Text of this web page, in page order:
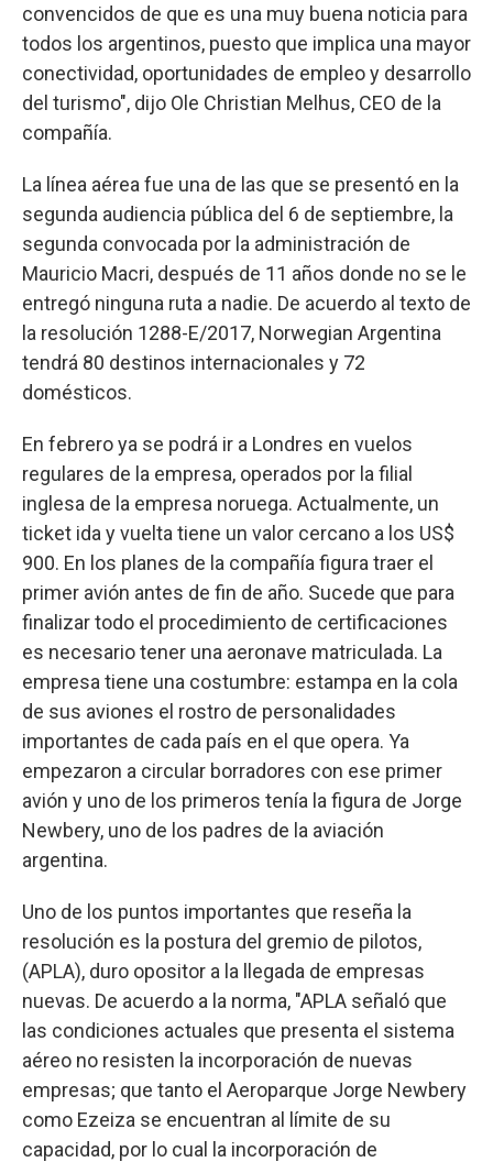
convencidos de que es una muy buena noticia para
todos los argentinos, puesto que implica una mayor
conectividad, oportunidades de empleo y desarrollo
del turismo", dijo Ole Christian Melhus, CEO de la
compañía.
La línea aérea fue una de las que se presentó en la
segunda audiencia pública del 6 de septiembre, la
segunda convocada por la administración de
Mauricio Macri, después de 11 años donde no se le
entregó ninguna ruta a nadie. De acuerdo al texto de
la resolución 1288-E/2017, Norwegian Argentina
tendrá 80 destinos internacionales y 72
domésticos.
En febrero ya se podrá ir a Londres en vuelos
regulares de la empresa, operados por la filial
inglesa de la empresa noruega. Actualmente, un
ticket ida y vuelta tiene un valor cercano a los US$
900. En los planes de la compañía figura traer el
primer avión antes de fin de año. Sucede que para
finalizar todo el procedimiento de certificaciones
es necesario tener una aeronave matriculada. La
empresa tiene una costumbre: estampa en la cola
de sus aviones el rostro de personalidades
importantes de cada país en el que opera. Ya
empezaron a circular borradores con ese primer
avión y uno de los primeros tenía la figura de Jorge
Newbery, uno de los padres de la aviación
argentina.
Uno de los puntos importantes que reseña la
resolución es la postura del gremio de pilotos,
(APLA), duro opositor a la llegada de empresas
nuevas. De acuerdo a la norma, "APLA señaló que
las condiciones actuales que presenta el sistema
aéreo no resisten la incorporación de nuevas
empresas; que tanto el Aeroparque Jorge Newbery
como Ezeiza se encuentran al límite de su
capacidad, por lo cual la incorporación de